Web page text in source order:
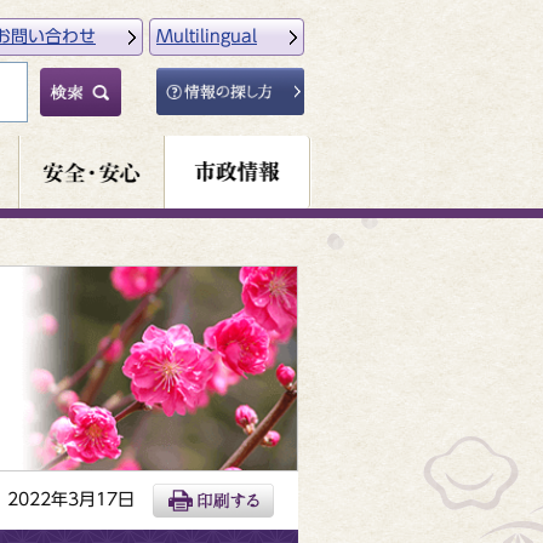
問い合わせ Multilingual
2022年3月17日